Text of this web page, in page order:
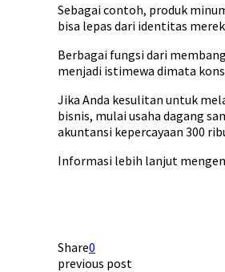
Sebagai contoh, produk
bisa lepas dari identitas
Berbagai fungsi dari
menjadi istimewa dimata
Jika Anda kesulitan untuk
bisnis, mulai usaha dagang
akuntansi kepercayaan 300
Informasi lebih lanjut
Share0
previous post